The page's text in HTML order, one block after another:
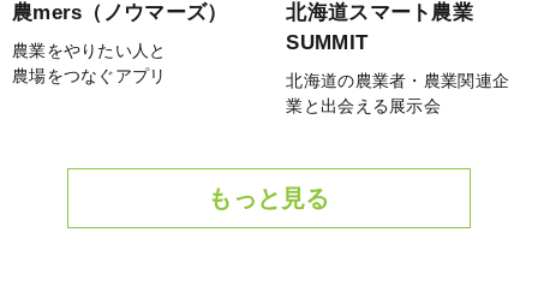
農mers（ノウマーズ）
農業をやりたい人と
農場をつなぐアプリ
北海道スマート農業
SUMMIT
北海道の農業者・農業関連企
業と出会える展示会
もっと見る